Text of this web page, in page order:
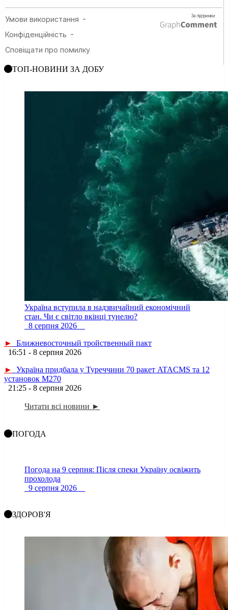
ТОП-НОВИНИ ЗА ДОБУ
Україна вступила в надзвичайний економічний
стан. Чи є світло вкінці тунелю?
8 серпня 2026
►
Ближневосточный тройственный пакт
16:51 - 8 серпня 2026
►
Україна придбала у Туреччини 70 ракет ATACMS та 12
установок M270
21:25 - 8 серпня 2026
Читати всі новини ►
ПОГОДА
Погода на 9 серпня: Після спеки Україну освіжить
прохолода
9 серпня 2026
ЗДОРОВ'Я